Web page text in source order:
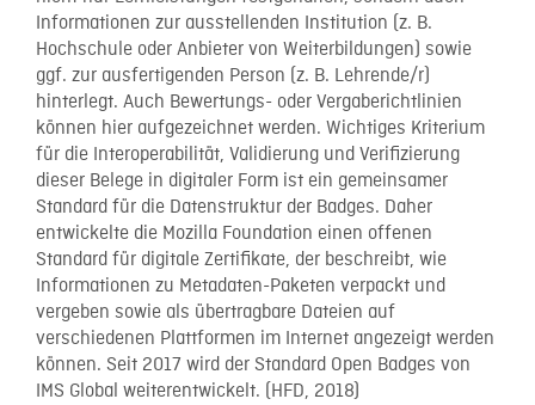
Informationen zur ausstellenden Institution (z. B.
Hochschule oder Anbieter von Weiterbildungen) sowie
ggf. zur ausfertigenden Person (z. B. Lehrende/r)
hinterlegt. Auch Bewertungs- oder Vergaberichtlinien
können hier aufgezeichnet werden. Wichtiges Kriterium
für die Interoperabilität, Validierung und Verifizierung
dieser Belege in digitaler Form ist ein gemeinsamer
Standard für die Datenstruktur der Badges. Daher
entwickelte die Mozilla Foundation einen offenen
Standard für digitale Zertifikate, der beschreibt, wie
Informationen zu Metadaten-Paketen verpackt und
vergeben sowie als übertragbare Dateien auf
verschiedenen Plattformen im Internet angezeigt werden
können. Seit 2017 wird der Standard Open Badges von
IMS Global weiterentwickelt. (HFD, 2018)